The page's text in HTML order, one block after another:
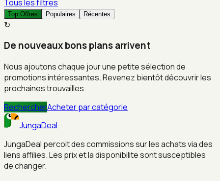
Tous les filtres
Top Offres Populaires Récentes
↻
De nouveaux bons plans arrivent
Nous ajoutons chaque jour une petite sélection de
promotions intéressantes. Revenez bientôt découvrir les
prochaines trouvailles.
RechercherAcheter par catégorie
JungaDeal
JungaDeal percoit des commissions sur les achats via des
liens affilies. Les prix et la disponibilite sont susceptibles
de changer.